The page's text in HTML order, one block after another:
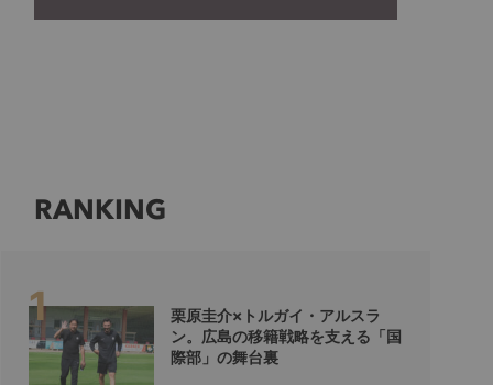
RANKING
栗原圭介×トルガイ・アルスラ
ン。広島の移籍戦略を支える「国
際部」の舞台裏